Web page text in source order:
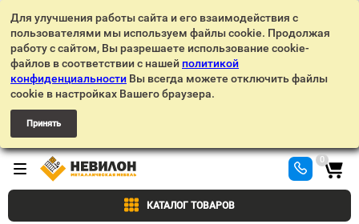
Для улучшения работы сайта и его взаимодействия с
пользователями мы используем файлы cookie. Продолжая
работу с сайтом, Вы разрешаете использование cookie-
файлов в соответствии с нашей политикой
конфиденциальности Вы всегда можете отключить файлы
cookie в настройках Вашего браузера.
Принять
КАТАЛОГ ТОВАРОВ
0